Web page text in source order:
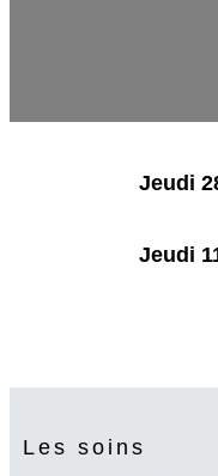
Jeudi
Jeudi
Les soins